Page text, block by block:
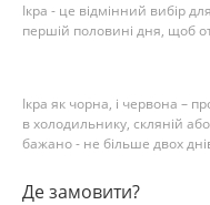
Ікра - це відмінний вибір
першій половині дня, щоб
Ікра як чорна, і червона –
в холодильнику, скляній
бажано - не більше двох
Де замовити?